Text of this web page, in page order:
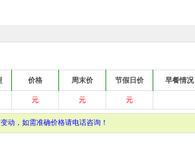
价格 周末价 节假日价 早餐情况
元 元 元
动，如需准确价格请电话咨询！